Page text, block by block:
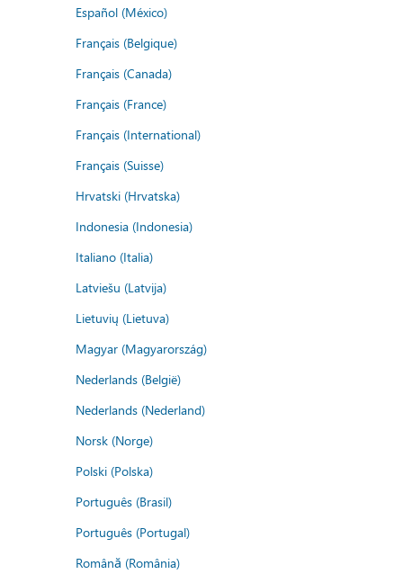
Español (México)
Français (Belgique)
Français (Canada)
Français (France)
Français (International)
Français (Suisse)
Hrvatski (Hrvatska)
Indonesia (Indonesia)
Italiano (Italia)
Latviešu (Latvija)
Lietuvių (Lietuva)
Magyar (Magyarország)
Nederlands (België)
Nederlands (Nederland)
Norsk (Norge)
Polski (Polska)
Português (Brasil)
Português (Portugal)
Română (România)